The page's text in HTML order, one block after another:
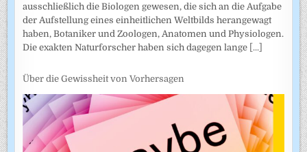
ausschließlich die Biologen gewesen, die sich an die Aufgabe
der Aufstellung eines einheitlichen Weltbilds herangewagt
haben, Botaniker und Zoologen, Anatomen und Physiologen.
Die exakten Naturforscher haben sich dagegen lange [...]
Über die Gewissheit von Vorhersagen